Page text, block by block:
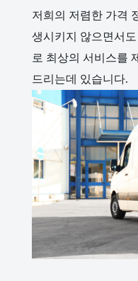
저희의 저렴한 가격
생시키지 않으면서
로 최상의 서비스를
드리는데 있습니다.